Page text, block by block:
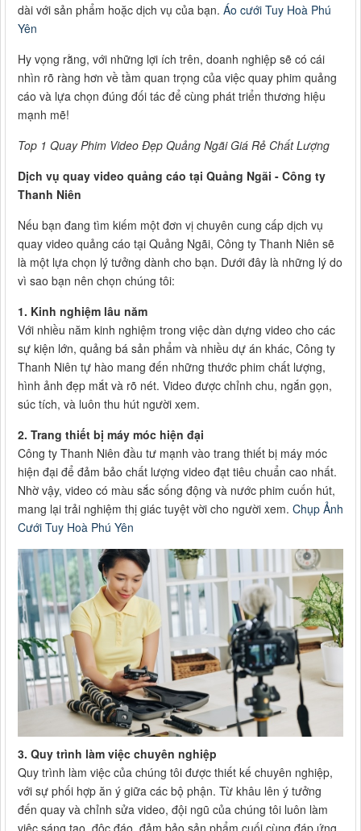
dài với sản phẩm hoặc dịch vụ của bạn. Áo cưới Tuy Hoà Phú
Yên
Hy vọng rằng, với những lợi ích trên, doanh nghiệp sẽ có cái
nhìn rõ ràng hơn về tầm quan trọng của việc quay phim quảng
cáo và lựa chọn đúng đối tác để cùng phát triển thương hiệu
mạnh mẽ!
Top 1 Quay Phim Video Đẹp Quảng Ngãi Giá Rẻ Chất Lượng
Dịch vụ quay video quảng cáo tại Quảng Ngãi - Công ty
Thanh Niên
Nếu bạn đang tìm kiếm một đơn vị chuyên cung cấp dịch vụ
quay video quảng cáo tại Quảng Ngãi, Công ty Thanh Niên sẽ
là một lựa chọn lý tưởng dành cho bạn. Dưới đây là những lý do
vì sao bạn nên chọn chúng tôi:
1. Kinh nghiệm lâu năm
Với nhiều năm kinh nghiệm trong việc dàn dựng video cho các
sự kiện lớn, quảng bá sản phẩm và nhiều dự án khác, Công ty
Thanh Niên tự hào mang đến những thước phim chất lượng,
hình ảnh đẹp mắt và rõ nét. Video được chỉnh chu, ngắn gọn,
súc tích, và luôn thu hút người xem.
2. Trang thiết bị máy móc hiện đại
Công ty Thanh Niên đầu tư mạnh vào trang thiết bị máy móc
hiện đại để đảm bảo chất lượng video đạt tiêu chuẩn cao nhất.
Nhờ vậy, video có màu sắc sống động và nước phim cuốn hút,
mang lại trải nghiệm thị giác tuyệt vời cho người xem. Chụp Ảnh
Cưới Tuy Hoà Phú Yên
3. Quy trình làm việc chuyên nghiệp
Quy trình làm việc của chúng tôi được thiết kế chuyên nghiệp,
với sự phối hợp ăn ý giữa các bộ phận. Từ khâu lên ý tưởng
đến quay và chỉnh sửa video, đội ngũ của chúng tôi luôn làm
việc sáng tạo, độc đáo, đảm bảo sản phẩm cuối cùng đáp ứng